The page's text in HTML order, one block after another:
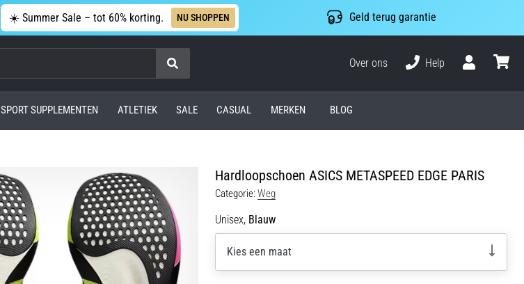
☀️ Summer Sale – tot 60% korting. NU SHOPPEN Geld terug garantie
Zoeken
Over ons
Help
SPORT SUPPLEMENTEN ATLETIEK SALE CASUAL MERKEN BLOG
Hardloopschoen ASICS METASPEED EDGE PARIS
Categorie:Weg
Unisex, Blauw
Kies een maat